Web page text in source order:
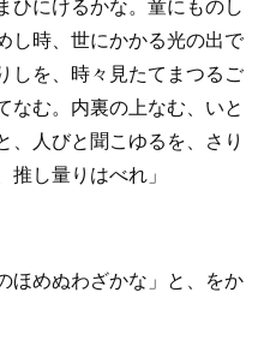
ひにけるかな。童にものし
し時、世にかかる光の出で
しを、時々見たてまつるご
なむ。内裏の上なむ、いと
、人びと聞こゆるを、さり
推し量りはべれ」
ほめぬわざかな」と、をか